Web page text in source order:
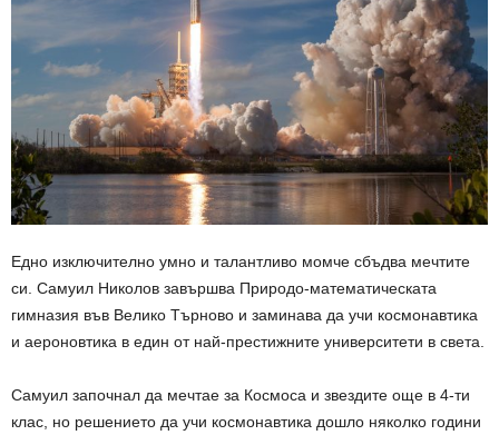
Едно изключително умно и талантливо момче сбъдва мечтите
си. Самуил Николов завършва Природо-математическата
гимназия във Велико Търново и заминава да учи космонавтика
и аероновтика в един от най-престижните университети в света.
Самуил започнал да мечтае за Космоса и звездите още в 4-ти
клас, но решението да учи космонавтика дошло няколко години